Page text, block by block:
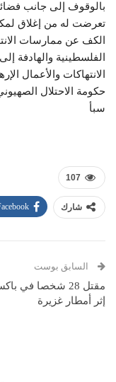
بالوقوف إلى جانب
تعرضت له من إغلاق
الكف عن ممارسات
الفلسطينية والهادفة
الانتهاكات والأعمال
حكومة الاحتلال
سبأ
107
شارك
السابق بوست
مقتل 28 شخصا في
إثر أمطار غزيرة